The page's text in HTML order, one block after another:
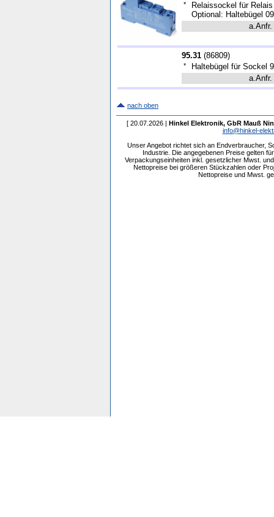
*
Relaissockel für
Optional: Haltebügel
a.Anfr.
95.31 (86809)
*
Haltebügel für Sockel
a.Anfr.
nach oben
[ 20.07.2026 | Hinkel Elektronik, GbR Mauß
info@hinkel-
Unser Angebot richtet sich an Endverbraucher,
Industrie. Die angegebenen Preise gelten
Verpackungseinheiten inkl. gesetzlicher Mwst.
Nettopreise bei größeren Stückzahlen oder
Nettopreise und Mwst.